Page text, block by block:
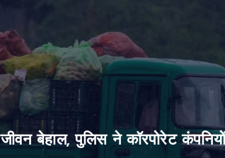
बेहाल, पुलिस ने कॉरपोरेट